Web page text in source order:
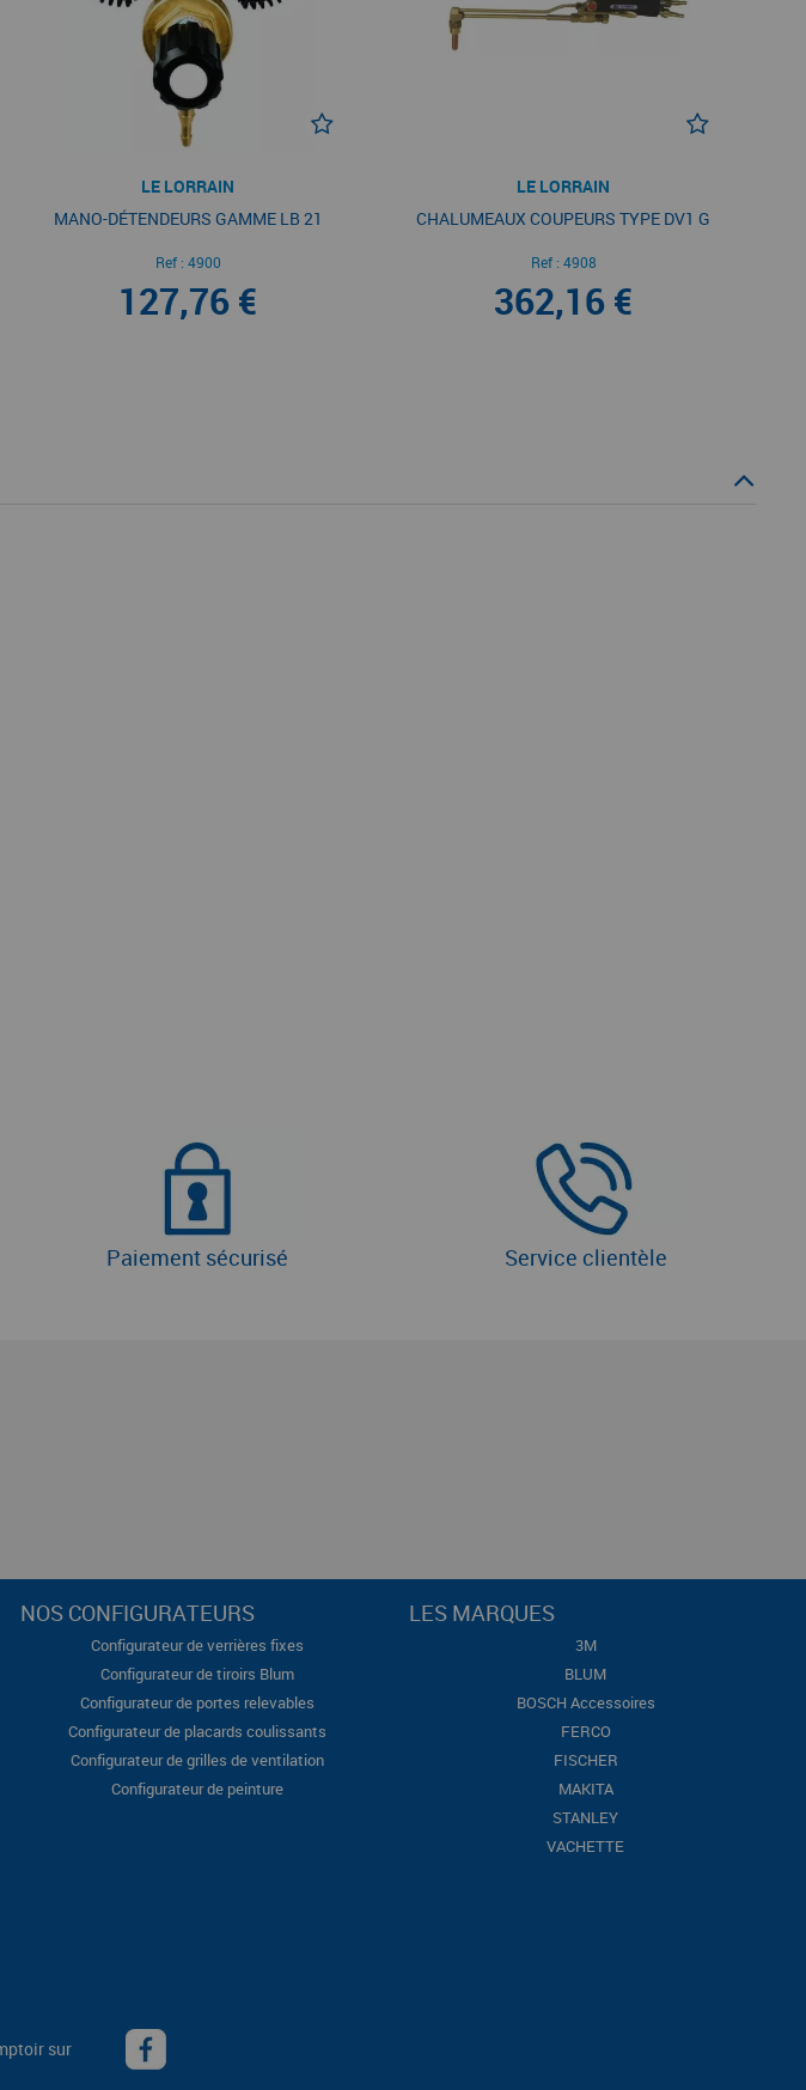
LE LORRAIN
MANO-DÉTENDEURS GAMME LB 21
Ref : 4900
127,76 €
LE LORRAIN
CHALUMEAUX COUPEURS TYPE DV1 G
Ref : 4908
362,16 €
Paiement sécurisé Service clientèle
NOS CONFIGURATEURS
Configurateur de verrières fixes
Configurateur de tiroirs Blum
Configurateur de portes relevables
Configurateur de placards coulissants
Configurateur de grilles de ventilation
Configurateur de peinture
LES MARQUES
3M
BLUM
BOSCH Accessoires
FERCO
FISCHER
MAKITA
STANLEY
VACHETTE
sur